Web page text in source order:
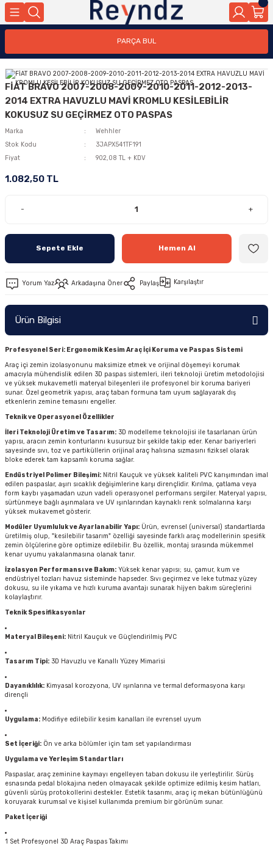
PARÇA BUL
FİAT BRAVO 2007-2008-2009-2010-2011-2012-2013-
2014 EXTRA HAVUZLU MAVİ KROMLU KESİLEBİLİR
KOKUSUZ SU GEÇİRMEZ OTO PASPAS
Marka
Wehhler
Stok Kodu
3JAPX541TF191
Fiyat
902,08 TL + KDV
1.082,50 TL
- +
Sepete Ekle Hemen Al
Yorum Yaz Arkadaşına Öner Paylaş Karşılaştır
Ürün Bilgisi
Profesyonel Seri: Ergonomik Kesim Araç İçi Koruma ve Paspas Sistemi
Araç içi zemin izolasyonunu maksimize etmek ve orijinal döşemeyi korumak
amacıyla mühendislik edilen 3D paspas sistemleri, ileri teknoloji üretim metodolojisi
ve yüksek mukavemetli materyal bileşenleri ile profesyonel bir koruma bariyeri
sunar. Özel geometrik yapısı, araç taban formuna tam uyum sağlayarak dış
etkenlerin zemine temasını engeller.
Teknik ve Operasyonel Özellikler
İleri Teknoloji Üretim ve Tasarım: 3D modelleme teknolojisi ile tasarlanan ürün
yapısı, aracın zemin konturlarını kusursuz bir şekilde takip eder. Kenar bariyerleri
sayesinde sıvı, toz ve partiküllerin orijinal araç halısına sızmasını fiziksel olarak
bloke ederek tam kapsamlı koruma sağlar.
Endüstriyel Polimer Bileşimi: Nitril Kauçuk ve yüksek kaliteli PVC karışımından imal
edilen paspaslar, aşırı sıcaklık değişimlerine karşı dirençlidir. Kırılma, çatlama veya
form kaybı yaşamadan uzun vadeli operasyonel performans sergiler. Materyal yapısı,
sürtünmeye bağlı aşınmalara ve UV ışınlarından kaynaklı renk solmalarına karşı
yüksek mukavemet gösterir.
Modüler Uyumluluk ve Ayarlanabilir Yapı: Ürün, evrensel (universal) standartlarda
üretilmiş olup, "kesilebilir tasarım" özelliği sayesinde farklı araç modellerinin spesifik
zemin ölçülerine göre optimize edilebilir. Bu özellik, montaj sırasında mükemmel
kenar uyumu yakalanmasına olanak tanır.
İzolasyon Performansı ve Bakım: Yüksek kenar yapısı; su, çamur, kum ve
endüstriyel tozları havuz sisteminde hapseder. Sıvı geçirmez ve leke tutmaz yüzey
dokusu, su ile yıkama ve hızlı kuruma avantajı sunarak hijyen bakım süreçlerini
kolaylaştırır.
Teknik Spesifikasyonlar
Materyal Bileşeni: Nitril Kauçuk ve Güçlendirilmiş PVC
Tasarım Tipi: 3D Havuzlu ve Kanallı Yüzey Mimarisi
Dayanıklılık: Kimyasal korozyona, UV ışınlarına ve termal deformasyona karşı
dirençli
Uygulama: Modifiye edilebilir kesim kanalları ile evrensel uyum
Set İçeriği: Ön ve arka bölümler için tam set yapılandırması
Uygulama ve Yerleşim Standartları
Paspaslar, araç zeminine kaymayı engelleyen taban dokusu ile yerleştirilir. Sürüş
esnasında pedal blokajına neden olmayacak şekilde optimize edilmiş kesim hatları,
güvenli sürüş protokollerini destekler. Estetik tasarımı, araç iç mekan bütünlüğünü
koruyarak kurumsal ve kişisel kullanımda premium bir görünüm sunar.
Paket İçeriği
1 Set Profesyonel 3D Araç Paspas Takımı